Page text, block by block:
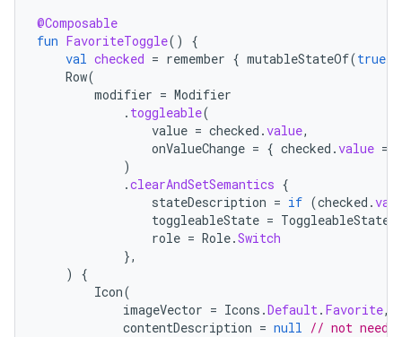
@Composable
fun FavoriteToggle()
{
val checked = remember { mutableStateOf(true
Row(
modifier = Modifier
. toggleable(
value = checked .value,
onValueChange = { checked .value =
)
.clearAndSetSemantics {
stateDescription = if (checked .
toggleableState = ToggleableState
role = Role.Switch
},
)
{
Icon(
imageVector = Icons .Default . Favorite,
contentDescription = null // not